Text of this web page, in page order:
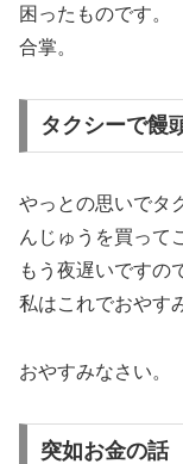
困ったものです。
合掌。
タクシーで饅
やっとの思いでタ
んじゅうを買って
もう夜遅いですの
私はこれでおやす
おやすみなさい。
突如お金の話